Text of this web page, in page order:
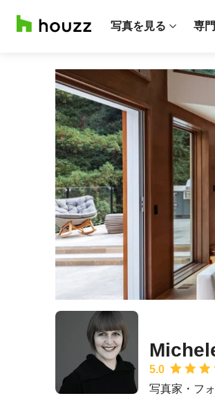
写真を見る 専
平均評価：5
5.0
写真家・フ